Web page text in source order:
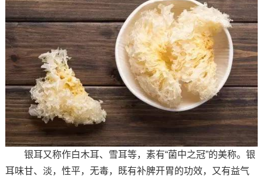
银耳又称作白木耳、雪耳等，素有“菌中之冠”的美称。银
耳味甘、淡，性平，无毒，既有补脾开胃的功效，又有益气